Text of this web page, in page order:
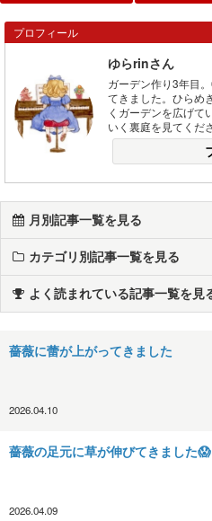
プロフィール
ゆらrinさん
ガーデン作り3年目
てきました。ひらめ
くガーデンを広げて
いく裏庭を見てくだ
月別記事一覧を見る
カテゴリ別記事一覧を見る
よく読まれている記事一覧を見
薔薇に蕾が上がってきました
2026.04.10
薔薇の足元に草が伸びてきました😱
2026.04.09